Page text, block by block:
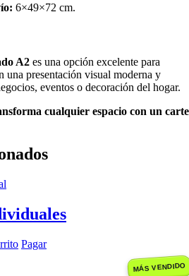
6×49×72 cm.
A2 es una opción excelente para
una presentación visual moderna y
eventos o decoración del hogar.
cualquier espacio con un
Pagar
MÁS VENDIDO